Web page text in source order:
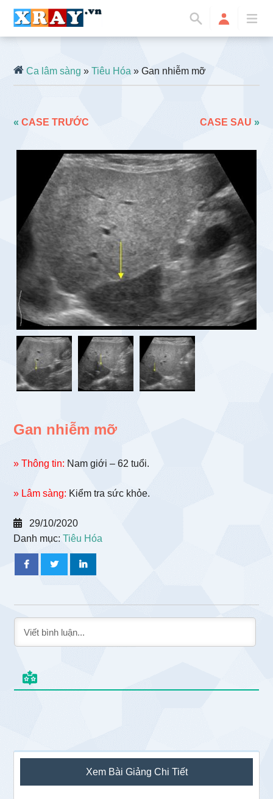
Ca lâm sàng »Tiêu Hóa » Gan nhiễm mỡ
«CASE TRƯỚC CASE SAU »
Gan nhiễm mỡ
» Thông tin: Nam giới – 62 tuổi.
» Lâm sàng: Kiểm tra sức khỏe.
29/10/2020
Danh mục:Tiêu Hóa
Sidebar
chính
Xem Bài Giảng Chi Tiết